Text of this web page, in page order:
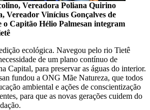
Vereadora Poliana Quirino
Vereador Vinícius Gonçalves de
o Capitão Hélio Palmesan integram
ecológica. Navegou pelo rio Tietê
de um plano contínuo de
Capital, para preservar as águas do interior.
fundou a ONG Mãe Natureza, que todos
ambiental e ações de conscientização
para que as novas gerações cuidem do